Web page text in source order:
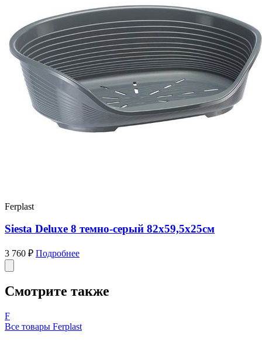
Ferplast
Siesta Deluxe 8 темно-серый 82x59,5x25см
3 760 ₽ Подробнее
Смотрите также
F
Все товары Ferplast